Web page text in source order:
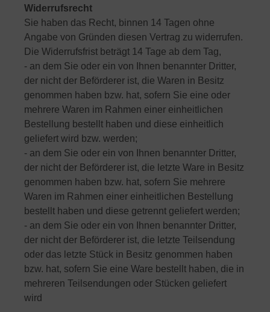
Widerrufsrecht
Sie haben das Recht, binnen 14 Tagen ohne
Angabe von Gründen diesen Vertrag zu widerrufen.
Die Widerrufsfrist beträgt 14 Tage ab dem Tag,
- an dem Sie oder ein von Ihnen benannter Dritter,
der nicht der Beförderer ist, die Waren in Besitz
genommen haben bzw. hat, sofern Sie eine oder
mehrere Waren im Rahmen einer einheitlichen
Bestellung bestellt haben und diese einheitlich
geliefert wird bzw. werden;
- an dem Sie oder ein von Ihnen benannter Dritter,
der nicht der Beförderer ist, die letzte Ware in Besitz
genommen haben bzw. hat, sofern Sie mehrere
Waren im Rahmen einer einheitlichen Bestellung
bestellt haben und diese getrennt geliefert werden;
- an dem Sie oder ein von Ihnen benannter Dritter,
der nicht der Beförderer ist, die letzte Teilsendung
oder das letzte Stück in Besitz genommen haben
bzw. hat, sofern Sie eine Ware bestellt haben, die in
mehreren Teilsendungen oder Stücken geliefert
wird